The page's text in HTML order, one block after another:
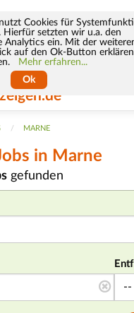
Cookies für
setzten wir u.a. den
Analytics ein. Mit der
auf den Ok-Button
Mehr erfahren...
Ok
MARNE
in Marne
gefunden